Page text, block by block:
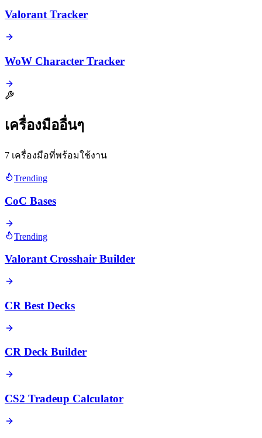
Valorant Tracker
WoW Character Tracker
เครื่องมืออื่นๆ
7 เครื่องมือที่พร้อมใช้งาน
Trending
CoC Bases
Trending
Valorant Crosshair Builder
CR Best Decks
CR Deck Builder
CS2 Tradeup Calculator